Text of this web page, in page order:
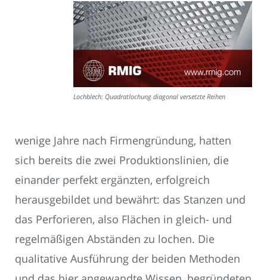
Lochblech: Quadratlochung diagonal versetzte Reihen
wenige Jahre nach Firmengründung, hatten
sich bereits die zwei Produktionslinien, die
einander perfekt ergänzten, erfolgreich
herausgebildet und bewährt: das Stanzen und
das Perforieren, also Flächen in gleich- und
regelmäßigen Abständen zu lochen. Die
qualitative Ausführung der beiden Methoden